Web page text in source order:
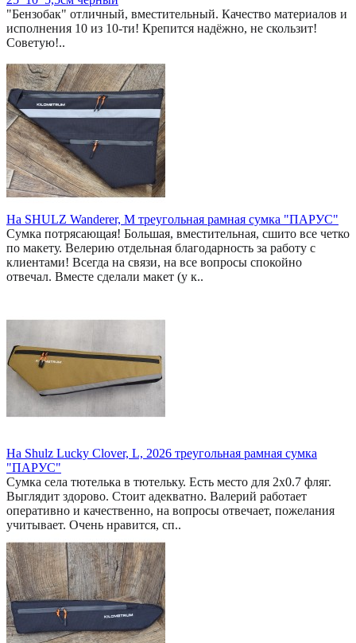
"Бензобак" отличный, вместительный. Качество материалов и
исполнения 10 из 10-ти! Крепится надёжно, не скользит!
Советую!..
На SHULZ Wanderer, M треугольная рамная сумка "ПАРУС"
Сумка потрясающая! Большая, вместительная, сшито все четко
по макету. Велерию отдельная благодарность за работу с
клиентами! Всегда на связи, на все вопросы спокойно
отвечал. Вместе сделали макет (у к..
На Shulz Lucky Clover, L, 2026 треугольная рамная сумка
"ПАРУС"
Сумка села тютелька в тютельку. Есть место для 2x0.7 фляг.
Выглядит здорово. Стоит адекватно. Валерий работает
оперативно и качественно, на вопросы отвечает, пожелания
учитывает. Очень нравится, сп..